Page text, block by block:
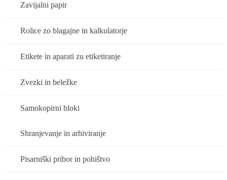
Zavijalni papir
Rolice zo blagajne in kalkulatorje
Etikete in aparati zu etiketiranje
Zvezki in beležke
Samokopirni bloki
Shranjevanje in arhiviranje
Pisarniški pribor in pohištvo